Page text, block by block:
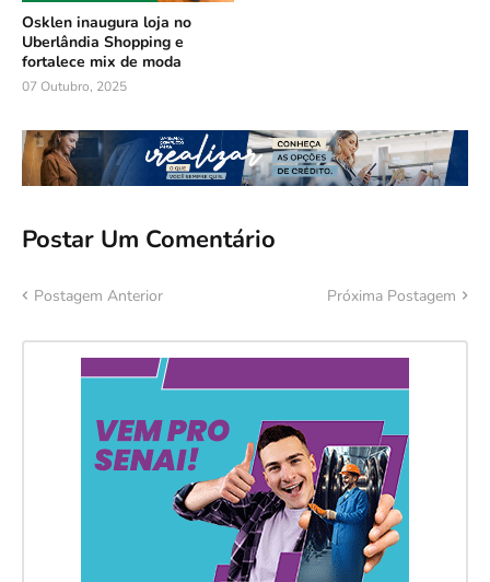
Osklen inaugura loja no
Uberlândia Shopping e
fortalece mix de moda
07 Outubro, 2025
Postar Um Comentário
Postagem Anterior Próxima Postagem